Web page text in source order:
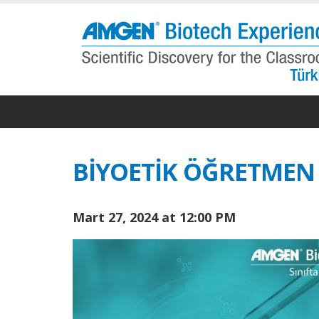
BİYOETİK
Mart 27, 2024 at 12:00 PM